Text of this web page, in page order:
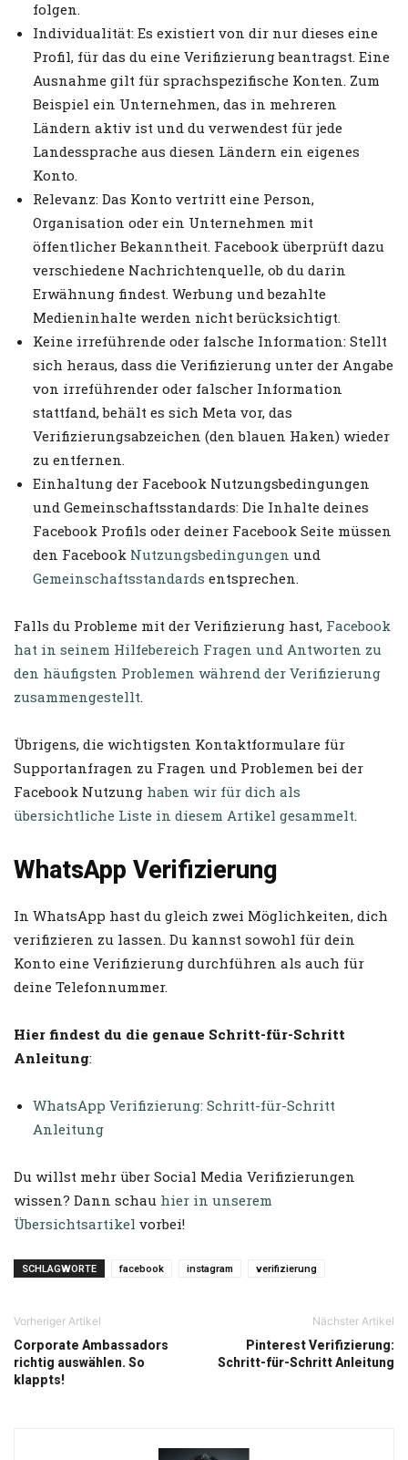
folgen.
Individualität: Es existiert von dir nur dieses eine
Profil, für das du eine Verifizierung beantragst. Eine
Ausnahme gilt für sprachspezifische Konten. Zum
Beispiel ein Unternehmen, das in mehreren
Ländern aktiv ist und du verwendest für jede
Landessprache aus diesen Ländern ein eigenes
Konto.
Relevanz: Das Konto vertritt eine Person,
Organisation oder ein Unternehmen mit
öffentlicher Bekanntheit. Facebook überprüft dazu
verschiedene Nachrichtenquelle, ob du darin
Erwähnung findest. Werbung und bezahlte
Medieninhalte werden nicht berücksichtigt.
Keine irreführende oder falsche Information: Stellt
sich heraus, dass die Verifizierung unter der Angabe
von irreführender oder falscher Information
stattfand, behält es sich Meta vor, das
Verifizierungsabzeichen (den blauen Haken) wieder
zu entfernen.
Einhaltung der Facebook Nutzungsbedingungen
und Gemeinschaftsstandards: Die Inhalte deines
Facebook Profils oder deiner Facebook Seite müssen
den Facebook Nutzungsbedingungen und
Gemeinschaftsstandards entsprechen.
Falls du Probleme mit der Verifizierung hast, Facebook
hat in seinem Hilfebereich Fragen und Antworten zu
den häufigsten Problemen während der Verifizierung
zusammengestellt.
Übrigens, die wichtigsten Kontaktformulare für
Supportanfragen zu Fragen und Problemen bei der
Facebook Nutzung haben wir für dich als
übersichtliche Liste in diesem Artikel gesammelt.
WhatsApp Verifizierung
In WhatsApp hast du gleich zwei Möglichkeiten, dich
verifizieren zu lassen. Du kannst sowohl für dein
Konto eine Verifizierung durchführen als auch für
deine Telefonnummer.
Hier findest du die genaue Schritt-für-Schritt
Anleitung:
WhatsApp Verifizierung: Schritt-für-Schritt
Anleitung
Du willst mehr über Social Media Verifizierungen
wissen? Dann schau hier in unserem
Übersichtsartikel vorbei!
SCHLAGWORTE facebook instagram verifizierung
Vorheriger Artikel
Corporate Ambassadors
richtig auswählen. So
klappts!
Nächster Artikel
Pinterest Verifizierung:
Schritt-für-Schritt Anleitung